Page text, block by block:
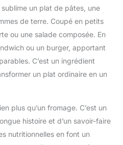
un plat de pâtes, une
de terre. Coupé en petits
ou une salade composée. En
ou un burger, apportant
C’est un ingrédient
un plat ordinaire en un
plus qu’un fromage. C’est un
histoire et d’un savoir-faire
nutritionnelles en font un